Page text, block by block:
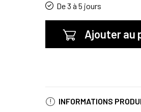
De 3 à 5 jours
Ajouter au
INFORMATIONS